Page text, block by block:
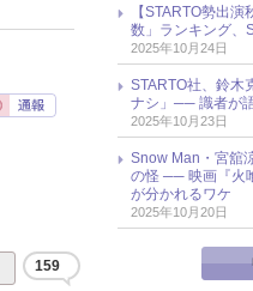
159
【STARTO勢出
数」ランキング、
2025年10月24日
STARTO社、鈴木
ナシ」── 識者が
2025年10月23日
Snow Man・宮舘
の怪 ── 映画『火
が分かれるワケ
2025年10月20日